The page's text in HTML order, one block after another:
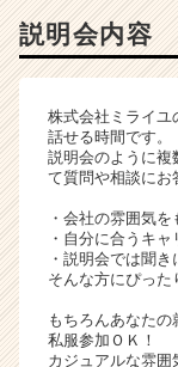
説明会内容
株式会社ミライユ
話せる時間です。
説明会のように複
て質問や相談にお
・会社の雰囲気
・自分に合うキ
・説明会では聞
そんな方にぴった
もちろんあなたの
私服参加ＯＫ！
カジュアルな雰囲